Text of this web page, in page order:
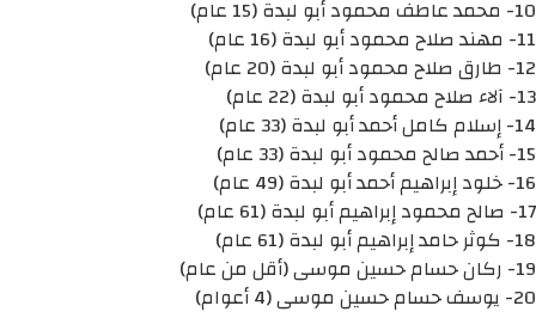
10- محمد عاطف محمود أبو لبدة (15 عام)
11- مهند صلاح محمود أبو لبدة (16 عام)
12- طارق صلاح محمود أبو لبدة (20 عام)
13- آلاء صلاح محمود أبو لبدة (22 عام)
14- إسلام كامل أحمد أبو لبدة (33 عام)
15- أحمد صالح محمود أبو لبدة (33 عام)
16- خلود إبراهيم أحمد أبو لبدة (49 عام)
17- صالح محمود إبراهيم أبو لبدة (61 عام)
18- كوثر حامد إبراهيم أبو لبدة (61 عام)
19- ركان حسام حسين موسى (أقل من عام)
20- يوسف حسام حسين موسى (4 أعوام)